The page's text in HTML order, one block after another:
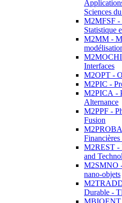
Sciences
M2MFSF -
Statistique
M2MM -
M2MOCHI
Interfaces
M2OPT -
M2PIC -
M2PICA -
Alternance
M2PPF -
Fusion
M2REST -
and
M2SMNO -
nano-objets
M2TRADD
Durable -
MBIOENT